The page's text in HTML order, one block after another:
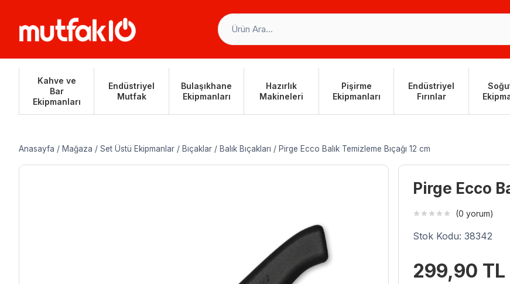
Kahve ve
Bar
Ekipmanları
Endüstriyel
Mutfak
Bulaşıkhane
Ekipmanları
Hazırlık
Makineleri
Pişirme
Ekipmanları
Endüstriyel
Fırınlar
Anasayfa / Mağaza / Set Üstü Ekipmanlar / Bıçaklar / Balık Bıçakları / Pirge Ecco Balık Temizleme Bıçağı 12 cm
Pirge Ecco
(0 yorum)
Stok Kodu: 38342
299,90 TL